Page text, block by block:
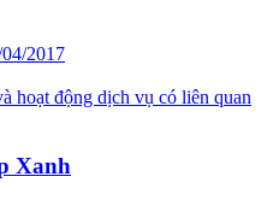
2017
hoạt động dịch vụ có liên quan
Xanh